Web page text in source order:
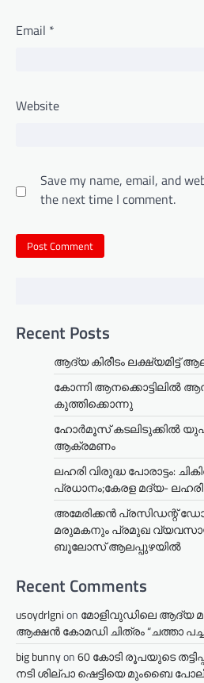
Email *
Website
Save my name, email, and
the next time I comment.
Recent Posts
ആദ്യ കിരീടം ലക്ഷ്യമിട്ട്
കോന്നി ആനക്കൊട്ടിലിൽ
കുത്തിക്കൊന്നു
ഹോർമൂസ് കടലിടുക്കിൽ
ആക്രമണം
ലഹരി വിരുദ്ധ പോരാട്ടം:
പ്രധാനം;കേരള മദ്യ-
അമേരിക്കൻ പ്രസിഡന്റ്
മരുമകനും പ്രമുഖ
ബൂലോസ് ആലപ്പുഴയിൽ
Recent Comments
usoydrlgnion മോളിവുഡിലെ ആദ്യ
ആക്ഷൻ കോമഡി ചിത്രം “ചത്താ
big bunnyon60 കോടി രൂപയുടെ
നടി ശില്പാ ഷെട്ടിയെ മുംബൈ